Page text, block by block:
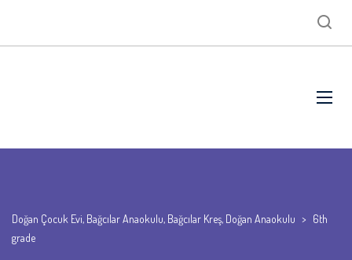
Doğan Çocuk Evi, Bağcılar Anaokulu, Bağcılar Kreş, Doğan Anaokulu > 6th
grade